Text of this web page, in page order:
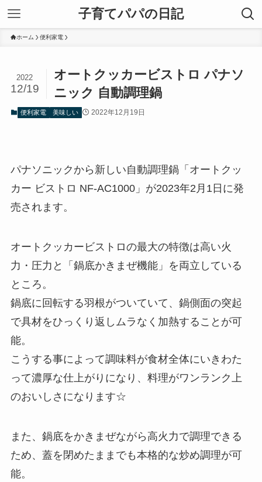
子育てパパの日記
ホーム 便利家電
オートクッカービストロ パナソ
ニック 自動調理鍋
2022
12/19
便利家電 美味しい 2022年12月19日
パナソニックから新しい自動調理鍋「オートクッ
カー ビストロ NF-AC1000」が2023年2月1日に発
売されます。
オートクッカービストロの最大の特徴は高い火
力・圧力と「鍋底かきまぜ機能」を両立している
ところ。
鍋底に回転する羽根がついていて、鍋側面の突起
で具材をひっくり返しムラなく加熱することが可
能。
こうする事によって調味料が食材全体にいきわた
って濃厚な仕上がりになり、料理がワンランク上
のおいしさになります☆
また、鍋底をかきまぜながら高火力で調理できる
ため、蓋を閉めたままでも本格的な炒め調理が可
能。